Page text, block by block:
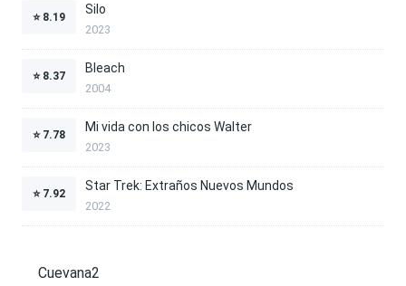
⭐ 8.19
Silo
2023
⭐ 8.37
Bleach
2004
⭐ 7.78
Mi vida con los chicos Walter
2023
⭐ 7.92
Star Trek: Extraños Nuevos Mundos
2022
Cuevana2